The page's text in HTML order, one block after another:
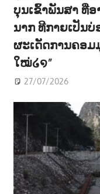
ບຸນເຂົ້າພັນສາ ທີ່
ນາກ ທີກາຍເປັນ
ຜະເດັດການຄອມ
ໃໝ່໒໑”
27/07/2026